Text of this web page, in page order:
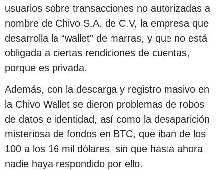
usuarios sobre transacciones no autorizadas a
nombre de Chivo S.A. de C.V, la empresa que
desarrolla la “wallet” de marras, y que no está
obligada a ciertas rendiciones de cuentas,
porque es privada.
Además, con la descarga y registro masivo en
la Chivo Wallet se dieron problemas de robos
de datos e identidad, así como la desaparición
misteriosa de fondos en BTC, que iban de los
100 a los 16 mil dólares, sin que hasta ahora
nadie haya respondido por ello.